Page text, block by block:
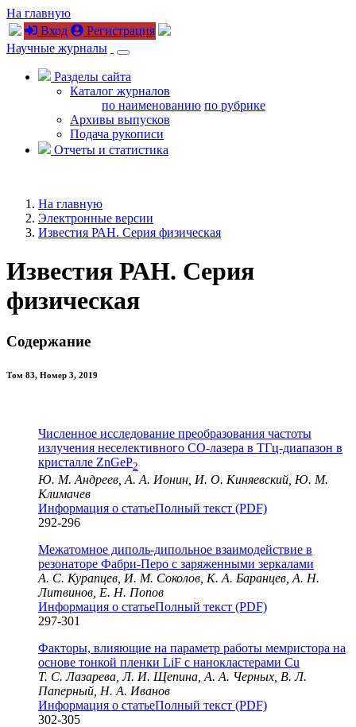
На главную
Вход
Регистрация
Научные журналы
Разделы сайта
Каталог журналов
по наименованию по рубрике
Архивы выпусков
Подача рукописи
Отчеты и статистика
На главную
Электронные версии
Известия РАН. Серия физическая
Известия РАН. Серия
физическая
Содержание
Том 83, Номер 3, 2019
Численное исследование преобразования частоты
излучения неселективного CO-лазера в ТГц-диапазон в
кристалле ZnGeP2
Ю. М. Андреев, А. А. Ионин, И. О. Киняевский, Ю. М.
Климачев
Информация о статьеПолный текст (PDF)
292-296
Межатомное диполь-дипольное взаимодействие в
резонаторе Фабри-Перо с заряженными зеркалами
А. С. Курапцев, И. М. Соколов, К. А. Баранцев, А. Н.
Литвинов, Е. Н. Попов
Информация о статьеПолный текст (PDF)
297-301
Факторы, влияющие на параметр работы мемристора на
основе тонкой пленки LiF с нанокластерами Cu
Т. С. Лазарева, Л. И. Щепина, А. А. Черных, В. Л.
Паперный, Н. А. Иванов
Информация о статьеПолный текст (PDF)
302-305